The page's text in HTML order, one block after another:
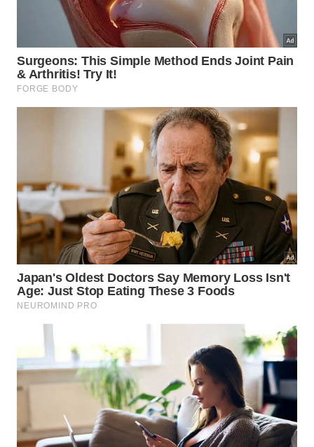
Rei de Ife
Na década de 30, em Ife, na Nigéria, enquanto
escavavam o solo para a construção de casas,
operários encontraram dezessete cabeças de latão